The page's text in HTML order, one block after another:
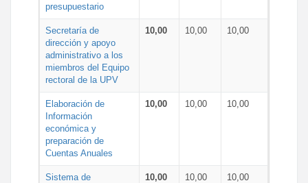
presupuestario
Secretaría de
dirección y apoyo
administrativo a los
miembros del Equipo
rectoral de la UPV
10,00 10,00 10,00
Elaboración de
Información
económica y
preparación de
Cuentas Anuales
10,00 10,00 10,00
Sistema de
10,00 10,00 10,00